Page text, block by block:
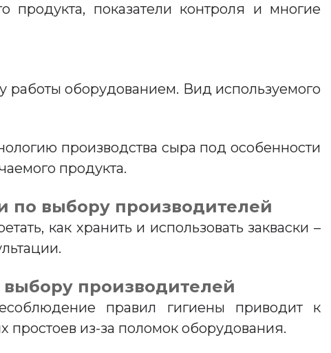
продукта, показатели контроля и многие
работы оборудованием. Вид используемого
производства сыра под особенности
продукта.
по выбору производителей
как хранить и использовать закваски –
производителей
правил гигиены приводит к
из-за поломок оборудования.